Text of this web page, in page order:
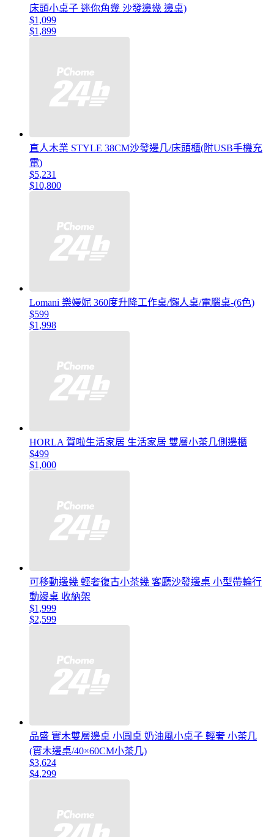
床頭小桌子 迷你角幾 沙發邊幾 邊桌)
$1,099
$1,899
直人木業 STYLE 38CM沙發邊几/床頭櫃(附USB手機充
電)
$5,231
$10,800
Lomani 樂嫚妮 360度升降工作桌/懶人桌/電腦桌-(6色)
$599
$1,998
HORLA 賀啦生活家居 生活家居 雙層小茶几側邊櫃
$499
$1,000
可移動邊幾 輕奢復古小茶幾 客廳沙發邊桌 小型帶輪行
動邊桌 收納架
$1,999
$2,599
品盛 實木雙層邊桌 小圓桌 奶油風小桌子 輕奢 小茶几
(實木邊桌/40×60CM小茶几)
$3,624
$4,299